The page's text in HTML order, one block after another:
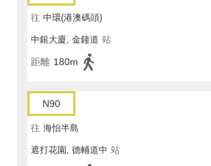
往 中環(港澳碼頭)
中銀大廈, 金鐘道 站
距離 180m
N90
往 海怡半島
遮打花園, 德輔道中 站